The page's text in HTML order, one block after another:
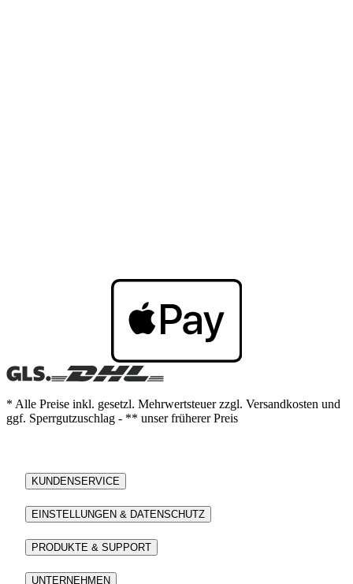
* Alle Preise inkl. gesetzl. Mehrwertsteuer zzgl. Versandkosten und
ggf. Sperrgutzuschlag - ** unser früherer Preis
KUNDENSERVICE
EINSTELLUNGEN & DATENSCHUTZ
PRODUKTE & SUPPORT
UNTERNEHMEN